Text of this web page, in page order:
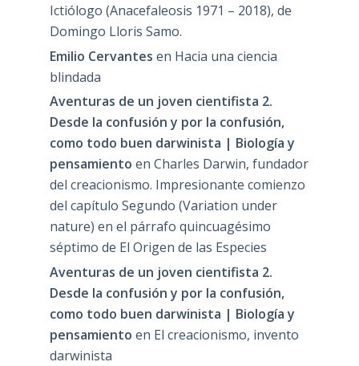
Ictiólogo (Anacefaleosis 1971 – 2018), de
Domingo Lloris Samo.
Emilio Cervantes en Hacia una ciencia
blindada
Aventuras de un joven cientifista 2.
Desde la confusión y por la confusión,
como todo buen darwinista | Biología y
pensamiento en Charles Darwin, fundador
del creacionismo. Impresionante comienzo
del capítulo Segundo (Variation under
nature) en el párrafo quincuagésimo
séptimo de El Origen de las Especies
Aventuras de un joven cientifista 2.
Desde la confusión y por la confusión,
como todo buen darwinista | Biología y
pensamiento en El creacionismo, invento
darwinista